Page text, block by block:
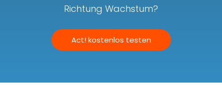
Richtung Wachstum?
Act! kostenlos testen